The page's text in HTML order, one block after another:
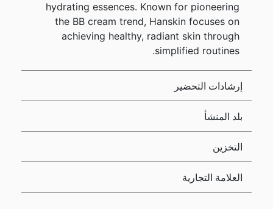
hydrating essences. Known for pioneering
the BB cream trend, Hanskin focuses on
achieving healthy, radiant skin through
simplified routines.
إرشادات التحضير
بلد المنشأ
التخزين
العلامة التجارية